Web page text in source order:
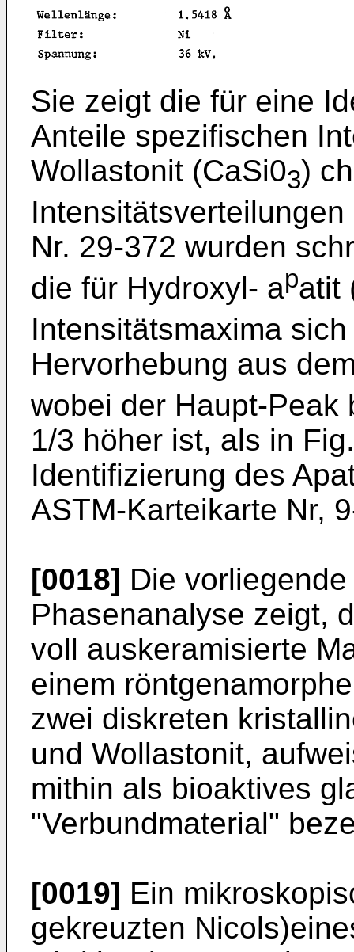
Sie zeigt die für eine
Anteile spezifischen
Wollastonit (CaSi03)
Nr. 29-372 wurden
die für Hydroxyl- apatit
Intensitätsmaxima
Hervorhebung aus
wobei der Haupt-Peak
1/3 höher ist, als in
Identifizierung des
ASTM-Karteikarte Nr,
[0018] Die
Phasenanalyse zeigt,
voll auskeramisierte
einem
zwei diskreten
und Wollastonit,
mithin als bioaktives
"Verbundmaterial"
[0019] Ein
gekreuzten